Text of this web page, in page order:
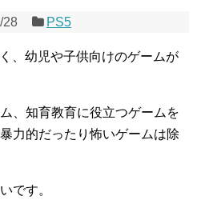
28 PS5
、幼児や子供向けのゲームが
、知育教育に役立つゲームを
力的だったり怖いゲームは除
です。